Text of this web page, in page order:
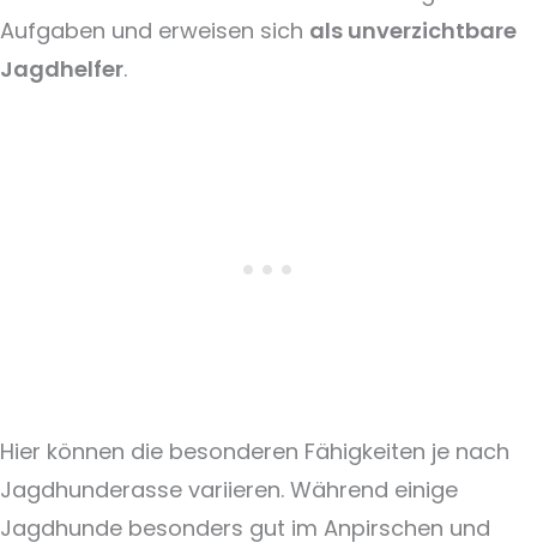
Aufgaben und erweisen sich als unverzichtbare
Jagdhelfer.
Hier können die besonderen Fähigkeiten je nach
Jagdhunderasse variieren. Während einige
Jagdhunde besonders gut im Anpirschen und